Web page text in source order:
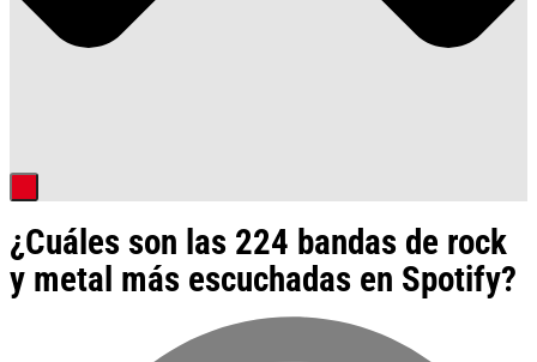
¿Cuáles son las 224 bandas de rock
y metal más escuchadas en Spotify?